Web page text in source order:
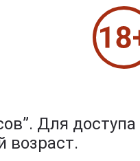
из 2000 знаков
Для доступа
возраст.